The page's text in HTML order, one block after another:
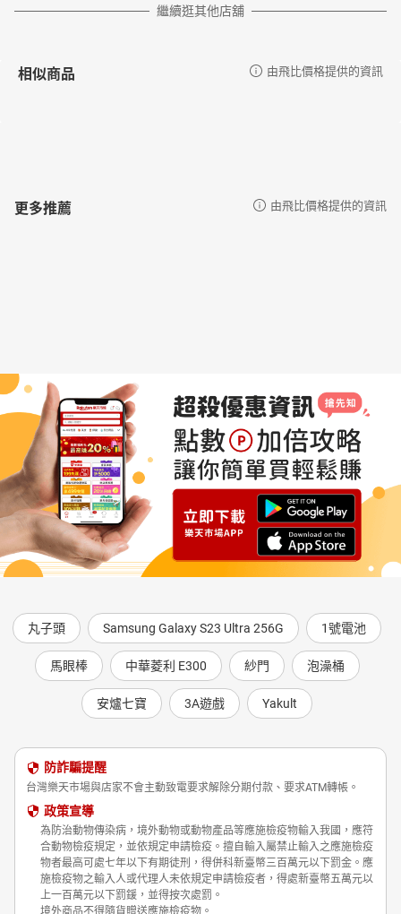
繼續逛其他店舖
相似商品 由飛比價格提供的資訊
更多推薦 由飛比價格提供的資訊
丸子頭 Samsung Galaxy S23 Ultra 256G 1號電池
馬眼棒 中華菱利 E300 紗門 泡澡桶
安爐七寶 3A遊戲 Yakult
防詐騙提醒
台灣樂天市場與店家不會主動致電要求解除分期付款、要求ATM轉帳。
政策宣導
為防治動物傳染病，境外動物或動物產品等應施檢疫物輸入我國，應符
合動物檢疫規定，並依規定申請檢疫。擅自輸入屬禁止輸入之應施檢疫
物者最高可處七年以下有期徒刑，得併科新臺幣三百萬元以下罰金。應
施檢疫物之輸入人或代理人未依規定申請檢疫者，得處新臺幣五萬元以
上一百萬元以下罰鍰，並得按次處罰。
境外商品不得隨貨贈送應施檢疫物。